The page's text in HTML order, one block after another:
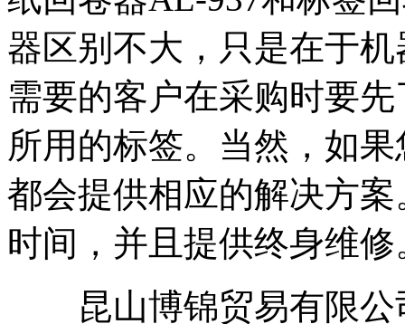
器区别不大，只是在于
需要的客户在采购时要
所用的标签。当然，如
都会提供相应的解决方
时间，并且提供终身维修
昆山博锦贸易有限公